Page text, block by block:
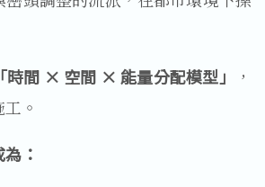
時間 × 空間 × 能量分配模型」
，
。
：